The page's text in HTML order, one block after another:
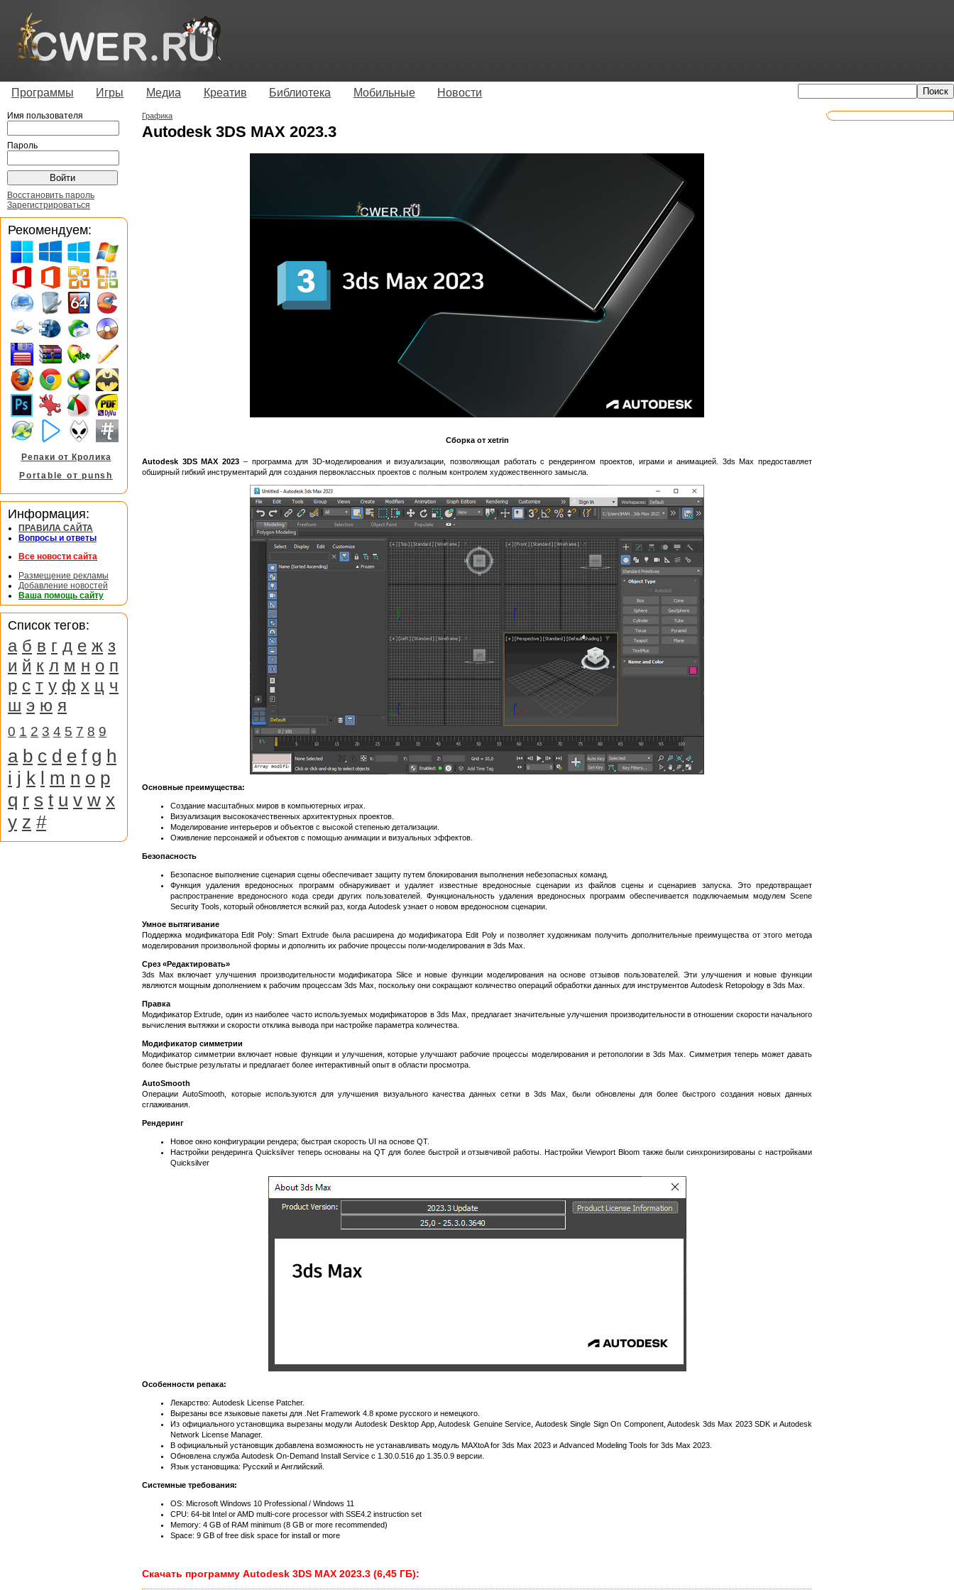
Программы Игры Медиа Креатив Библиотека Мобильные Новости
Графика
Autodesk 3DS MAX 2023.3
Сборка от xetrin
Autodesk 3DS MAX 2023 – программа для 3D-моделирования и визуализации, позволяющая работать с рендерингом проектов, играми и анимацией. 3ds Max предоставляет
обширный гибкий инструментарий для создания первоклассных проектов с полным контролем художественного замысла.
Основные преимущества:
Создание масштабных миров в компьютерных играх.
Визуализация высококачественных архитектурных проектов.
Моделирование интерьеров и объектов с высокой степенью детализации.
Оживление персонажей и объектов с помощью анимации и визуальных эффектов.
Безопасность
Безопасное выполнение сценария сцены обеспечивает защиту путем блокирования выполнения небезопасных команд.
Функция удаления вредоносных программ обнаруживает и удаляет известные вредоносные сценарии из файлов сцены и сценариев запуска. Это предотвращает
распространение вредоносного кода среди других пользователей. Функциональность удаления вредоносных программ обеспечивается подключаемым модулем Scene
Security Tools, который обновляется всякий раз, когда Autodesk узнает о новом вредоносном сценарии.
Умное вытягивание
Поддержка модификатора Edit Poly: Smart Extrude была расширена до модификатора Edit Poly и позволяет художникам получить дополнительные преимущества от этого метода
моделирования произвольной формы и дополнить их рабочие процессы поли-моделирования в 3ds Max.
Срез «Редактировать»
3ds Max включает улучшения производительности модификатора Slice и новые функции моделирования на основе отзывов пользователей. Эти улучшения и новые функции
являются мощным дополнением к рабочим процессам 3ds Max, поскольку они сокращают количество операций обработки данных для инструментов Autodesk Retopology в 3ds Max.
Правка
Модификатор Extrude, один из наиболее часто используемых модификаторов в 3ds Max, предлагает значительные улучшения производительности в отношении скорости начального
вычисления вытяжки и скорости отклика вывода при настройке параметра количества.
Модификатор симметрии
Модификатор симметрии включает новые функции и улучшения, которые улучшают рабочие процессы моделирования и ретопологии в 3ds Max. Симметрия теперь может давать
более быстрые результаты и предлагает более интерактивный опыт в области просмотра.
AutoSmooth
Операции AutoSmooth, которые используются для улучшения визуального качества данных сетки в 3ds Max, были обновлены для более быстрого создания новых данных
сглаживания.
Рендеринг
Новое окно конфигурации рендера; быстрая скорость UI на основе QT.
Настройки рендеринга Quicksilver теперь основаны на QT для более быстрой и отзывчивой работы. Настройки Viewport Bloom также были синхронизированы с настройками
Quicksilver
Особенности репака:
Лекарство: Autodesk License Patcher.
Вырезаны все языковые пакеты для .Net Framework 4.8 кроме русского и немецкого.
Из официального установщика вырезаны модули Autodesk Desktop App, Autodesk Genuine Service, Autodesk Single Sign On Component, Autodesk 3ds Max 2023 SDK и Autodesk
Network License Manager.
В официальный установщик добавлена возможность не устанавливать модуль MAXtoA for 3ds Max 2023 и Advanced Modeling Tools for 3ds Max 2023.
Обновлена служба Autodesk On-Demand Install Service с 1.30.0.516 до 1.35.0.9 версии.
Язык установщика: Русский и Английский.
Системные требования:
OS: Microsoft Windows 10 Professional / Windows 11
CPU: 64-bit Intel or AMD multi-core processor with SSE4.2 instruction set
Memory: 4 GB of RAM minimum (8 GB or more recommended)
Space: 9 GB of free disk space for install or more
Скачать программу Autodesk 3DS MAX 2023.3 (6,45 ГБ):
Имя пользователя
Пароль
Восстановить пароль
Зарегистрироваться
Рекомендуем:
Репаки от Кролика
Portable от punsh
Информация:
ПРАВИЛА САЙТА
Вопросы и ответы
Все новости сайта
Размещение рекламы
Добавление новостей
Ваша помощь сайту
Список тегов:
а б в г д е ж з
и й к л м н о п
р с т у ф х ц ч
ш э ю я
0 1 2 3 4 5 7 8 9
a b c d e f g h
i j k l m n o p
q r s t u v w x
y z #